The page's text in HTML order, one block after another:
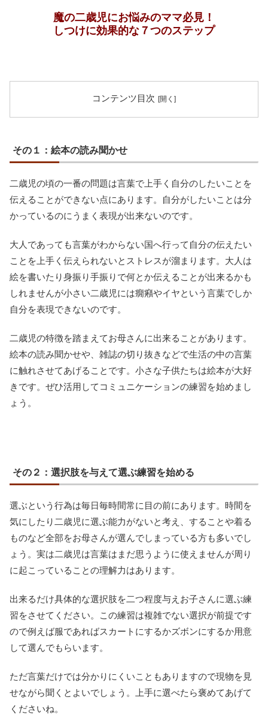
魔の二歳児にお悩みのママ必見！
しつけに効果的な７つのステップ
コンテンツ目次
その１：絵本の読み聞かせ
二歳児の頃の一番の問題は言葉で上手く自分のしたいことを
伝えることができない点にあります。自分がしたいことは分
かっているのにうまく表現が出来ないのです。
大人であっても言葉がわからない国へ行って自分の伝えたい
ことを上手く伝えられないとストレスが溜まります。大人は
絵を書いたり身振り手振りで何とか伝えることが出来るかも
しれませんが小さい二歳児には癇癪やイヤという言葉でしか
自分を表現できないのです。
二歳児の特徴を踏まえてお母さんに出来ることがあります。
絵本の読み聞かせや、雑誌の切り抜きなどで生活の中の言葉
に触れさせてあげることです。小さな子供たちは絵本が大好
きです。ぜひ活用してコミュニケーションの練習を始めまし
ょう。
その２：選択肢を与えて選ぶ練習を始める
選ぶという行為は毎日毎時間常に目の前にあります。時間を
気にしたり二歳児に選ぶ能力がないと考え、することや着る
ものなど全部をお母さんが選んでしまっている方も多いでし
ょう。実は二歳児は言葉はまだ思うように使えませんが周り
に起こっていることの理解力はあります。
出来るだけ具体的な選択肢を二つ程度与えお子さんに選ぶ練
習をさせてください。この練習は複雑でない選択が前提です
ので例えば服であればスカートにするかズボンにするか用意
して選んでもらいます。
ただ言葉だけでは分かりにくいこともありますので現物を見
せながら聞くとよいでしょう。上手に選べたら褒めてあげて
くださいね。